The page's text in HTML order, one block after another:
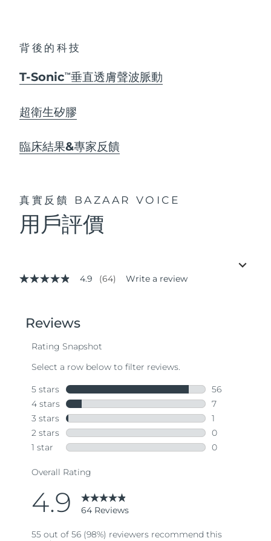
背後的科技
T-SonicTM 垂直透膚聲波脈動
超衛生矽膠
臨床結果&專家反饋
真實反饋 BAZAAR VOICE
用戶評價
4.9
stars,
average
value.
Same
page
link.
4.9 (64) Write a review